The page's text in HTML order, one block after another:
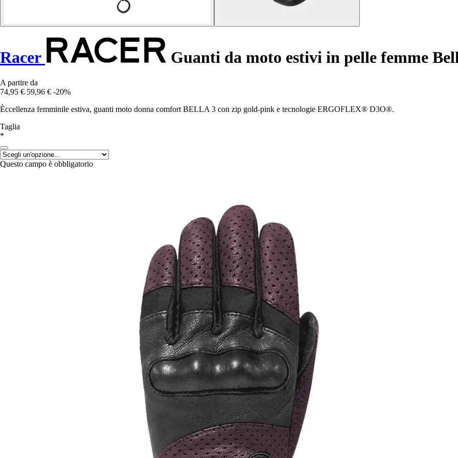
Racer Guanti da moto estivi in pelle femme
A partire da
74,95 € 59,96 € -20%
Èccellenza femminile estiva, guanti moto donna comfort BELLA 3 con zip gold-pink e tecnologie ERGOFLEX® D3O®.
Taglia
*
Questo campo è obbligatorio